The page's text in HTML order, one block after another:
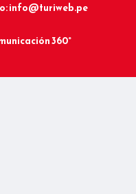
info@turiweb.pe
360°